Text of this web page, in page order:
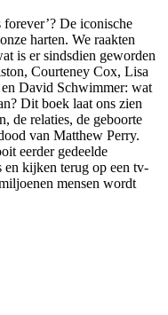
De iconische
harten. We raakten
is er sindsdien geworden
Courteney Cox, Lisa
David Schwimmer: wat
Dit boek laat ons zien
de relaties, de geboorte
van Matthew Perry.
eerder gedeelde
en kijken terug op een tv-
mensen wordt